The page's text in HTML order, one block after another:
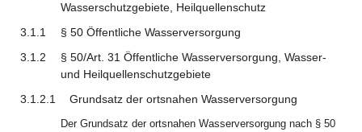
Wasserschutzgebiete, Heilquellenschutz
3.1.1
§ 50 Öffentliche Wasserversorgung
3.1.2
§ 50/Art. 31 Öffentliche Wasserversorgung, Wasser-
und Heilquellenschutzgebiete
3.1.2.1
Grundsatz der ortsnahen Wasserversorgung
Der Grundsatz der ortsnahen Wasserversorgung nach § 50